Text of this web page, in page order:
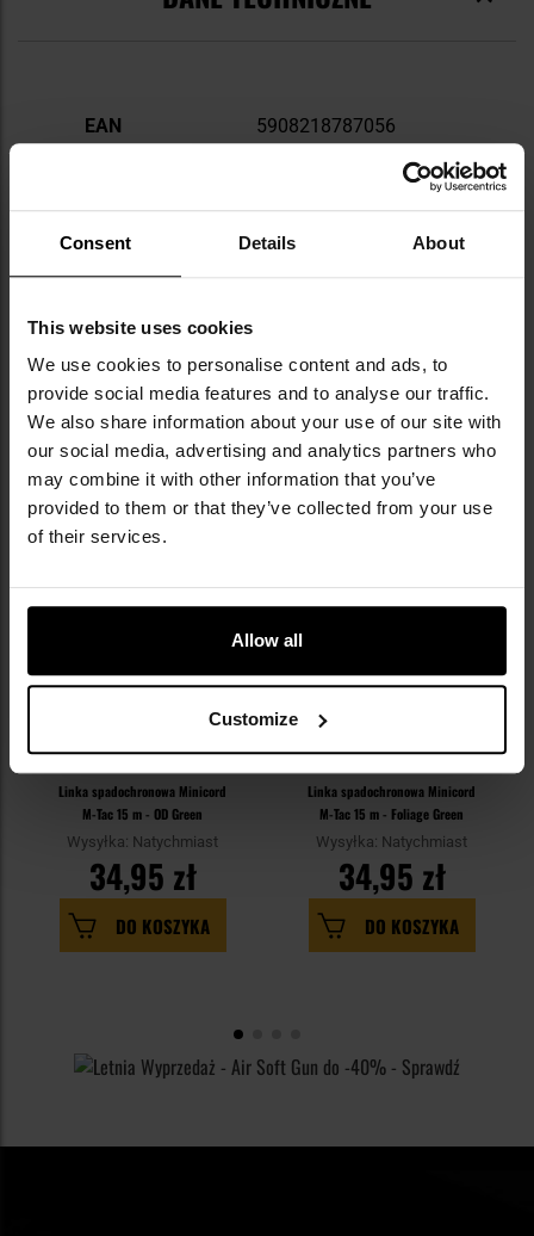
Consent Details About
This website uses cookies
We use cookies to personalise content and ads, to
provide social media features and to analyse our traffic.
We also share information about your use of our site with
our social media, advertising and analytics partners who
may combine it with other information that you’ve
provided to them or that they’ve collected from your use
of their services.
Allow all
Customize
Więcej
informacji
EAN
5908218787056
Producent
Atwood Rope MFG
WARTO DOKUPIĆ
INNI OGLĄDALI TEŻ
Linka spadochronowa Minicord
M-Tac 15 m - OD Green
Wysyłka: Natychmiast
34,95 zł
DO KOSZYKA
Linka spadochronowa Minicord
M-Tac 15 m - Foliage Green
Wysyłka: Natychmiast
34,95 zł
DO KOSZYKA